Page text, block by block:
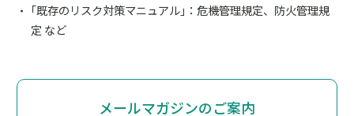
｢既存のリスク対策マニュアル｣：危機管理規定、防火管理規
定 など
メールマガジンのご案内